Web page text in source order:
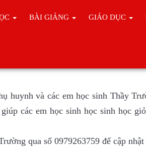
BÀI GIẢNG GIÁO DỤC
huynh và các em học sinh Thầy
các em học sinh học sinh học
qua số 0979263759 để cập